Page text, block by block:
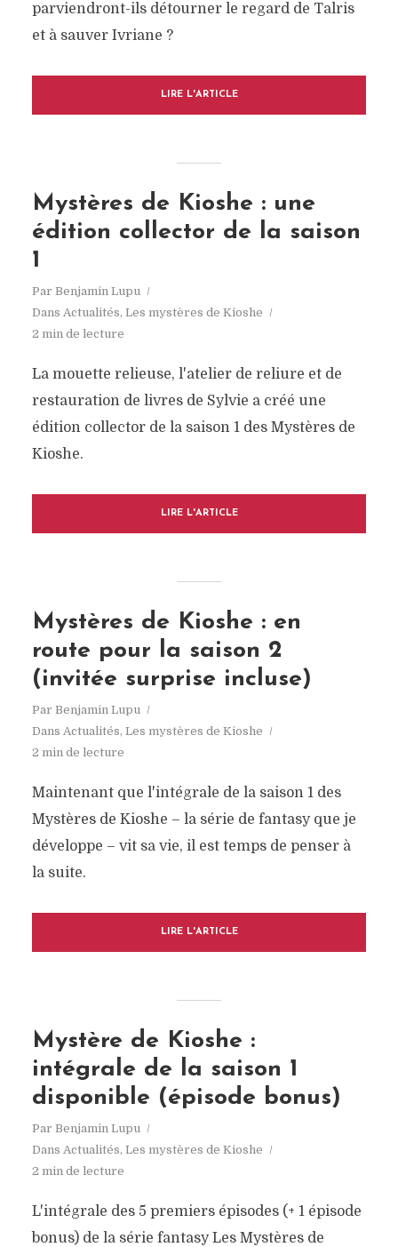
parviendront-ils détourner le regard de Talris
et à sauver Ivriane ?
LIRE L'ARTICLE
Mystères de Kioshe : une
édition collector de la saison
1
Par Benjamin Lupu
Dans Actualités, Les mystères de Kioshe
2 min de lecture
La mouette relieuse, l'atelier de reliure et de
restauration de livres de Sylvie a créé une
édition collector de la saison 1 des Mystères de
Kioshe.
LIRE L'ARTICLE
Mystères de Kioshe : en
route pour la saison 2
(invitée surprise incluse)
Par Benjamin Lupu
Dans Actualités, Les mystères de Kioshe
2 min de lecture
Maintenant que l'intégrale de la saison 1 des
Mystères de Kioshe – la série de fantasy que je
développe – vit sa vie, il est temps de penser à
la suite.
LIRE L'ARTICLE
Mystère de Kioshe :
intégrale de la saison 1
disponible (épisode bonus)
Par Benjamin Lupu
Dans Actualités, Les mystères de Kioshe
2 min de lecture
L'intégrale des 5 premiers épisodes (+ 1 épisode
bonus) de la série fantasy Les Mystères de